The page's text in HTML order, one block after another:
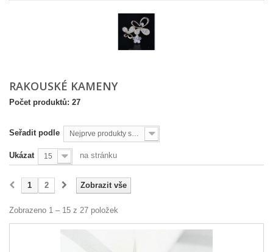
RAKOUSKÉ KAMENY
Počet produktů: 27
Seřadit podle Nejprve produkty skladem
Ukázat 15 na stránku
Zobrazit vše
1 2
Zobrazeno 1 – 15 z 27 položek